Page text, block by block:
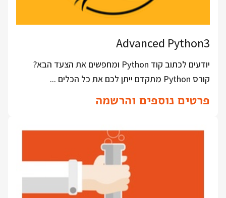
Advanced Python3
יודעים לכתוב קוד Python ומחפשים את הצעד הבא?
קורס Python מתקדם ייתן לכם את כל הכלים ...
פרטים נוספים והרשמה